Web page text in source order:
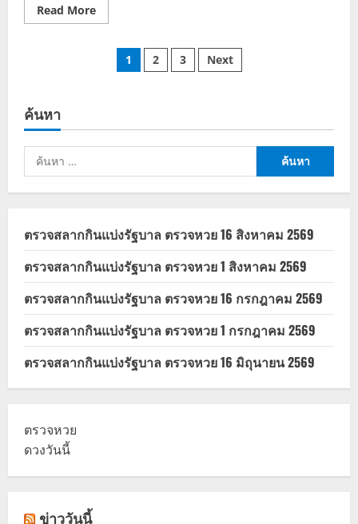
Read MoreRead
more
ไหม
เช็ก
ใช้
Posts
1 2 3 Next
ค้นหา
ค้นหา
สำหรับ:
ตรวจสลากกินแบ่งรัฐบาล ตรวจหวย 16 สิงหาคม 2569
ตรวจสลากกินแบ่งรัฐบาล ตรวจหวย 1 สิงหาคม 2569
ตรวจสลากกินแบ่งรัฐบาล ตรวจหวย 16 กรกฎาคม 2569
ตรวจสลากกินแบ่งรัฐบาล ตรวจหวย 1 กรกฎาคม 2569
ตรวจสลากกินแบ่งรัฐบาล ตรวจหวย 16 มิถุนายน 2569
ตรวจหวย
ดวงวันนี้
ข่าววันนี้